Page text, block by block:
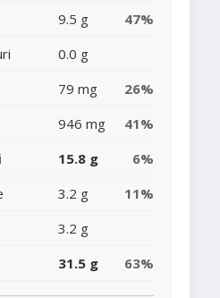
9.5 g
47%
0.0 g
79 mg
26%
946 mg
41%
15.8 g
6%
3.2 g
11%
3.2 g
31.5 g 63%